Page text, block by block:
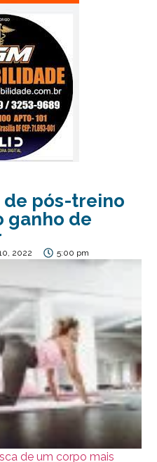
de pós-treino
ganho de
2022 5:00 pm
de um corpo mais